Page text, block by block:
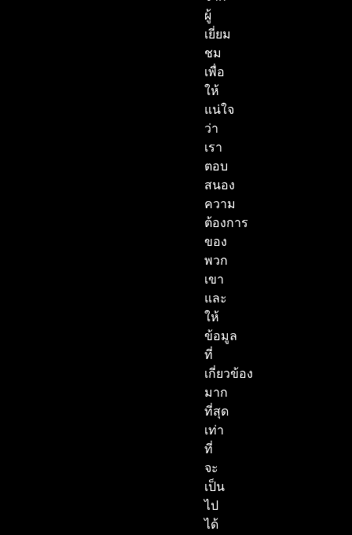
ผู้
เยี่ยม
ชม
เพื่อ
ให้
แน่ใจ
ว่า
เรา
ตอบ
สนอง
ความ
ต้องการ
ของ
พวก
เขา
และ
ให้
ข้อมูล
ที่
เกี่ยวข้อง
มาก
ที่สุด
เท่า
ที่
จะ
เป็น
ไป
ได้